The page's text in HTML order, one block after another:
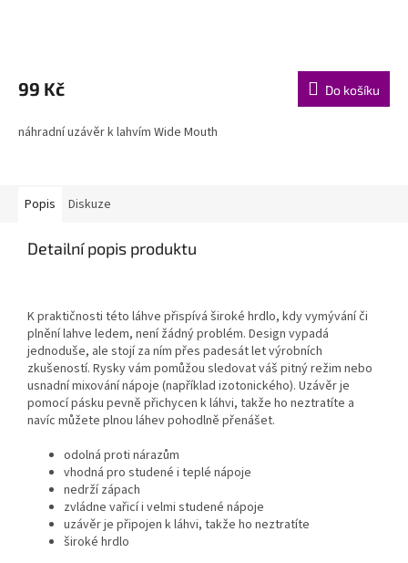
99 Kč Do košíku
náhradní uzávěr k lahvím Wide Mouth
Popis Diskuze
Detailní popis produktu
K praktičnosti této láhve přispívá široké hrdlo, kdy vymývání či
plnění lahve ledem, není žádný problém. Design vypadá
jednoduše, ale stojí za ním přes padesát let výrobních
zkušeností. Rysky vám pomůžou sledovat váš pitný režim nebo
usnadní mixování nápoje (například izotonického). Uzávěr je
pomocí pásku pevně přichycen k láhvi, takže ho neztratíte a
navíc můžete plnou láhev pohodlně přenášet.
odolná proti nárazům
vhodná pro studené i teplé nápoje
nedrží zápach
zvládne vařicí i velmi studené nápoje
uzávěr je připojen k láhvi, takže ho neztratíte
široké hrdlo